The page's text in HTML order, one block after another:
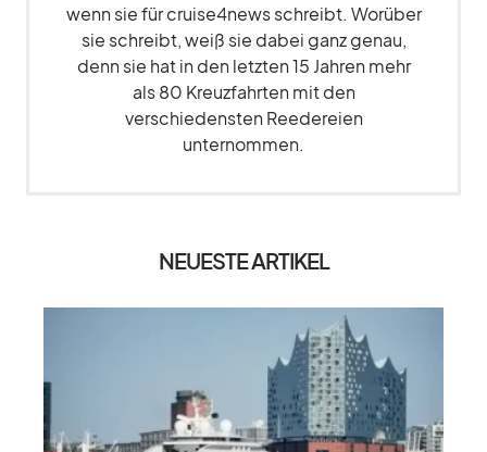
wenn sie für cruise4news schreibt. Worüber
sie schreibt, weiß sie dabei ganz genau,
denn sie hat in den letzten 15 Jahren mehr
als 80 Kreuzfahrten mit den
verschiedensten Reedereien
unternommen.
NEUESTE ARTIKEL